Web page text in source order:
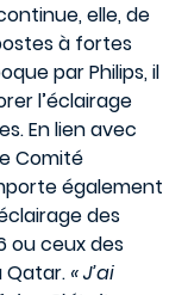
elle, de
à fortes
par Philips, il
l’éclairage
En lien avec
Comité
également
des
ou ceux des
Qatar.« J’ai